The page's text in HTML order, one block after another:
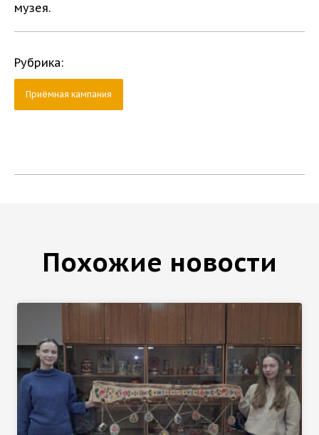
музея.
Рубрика:
Приёмная кампания
Похожие новости